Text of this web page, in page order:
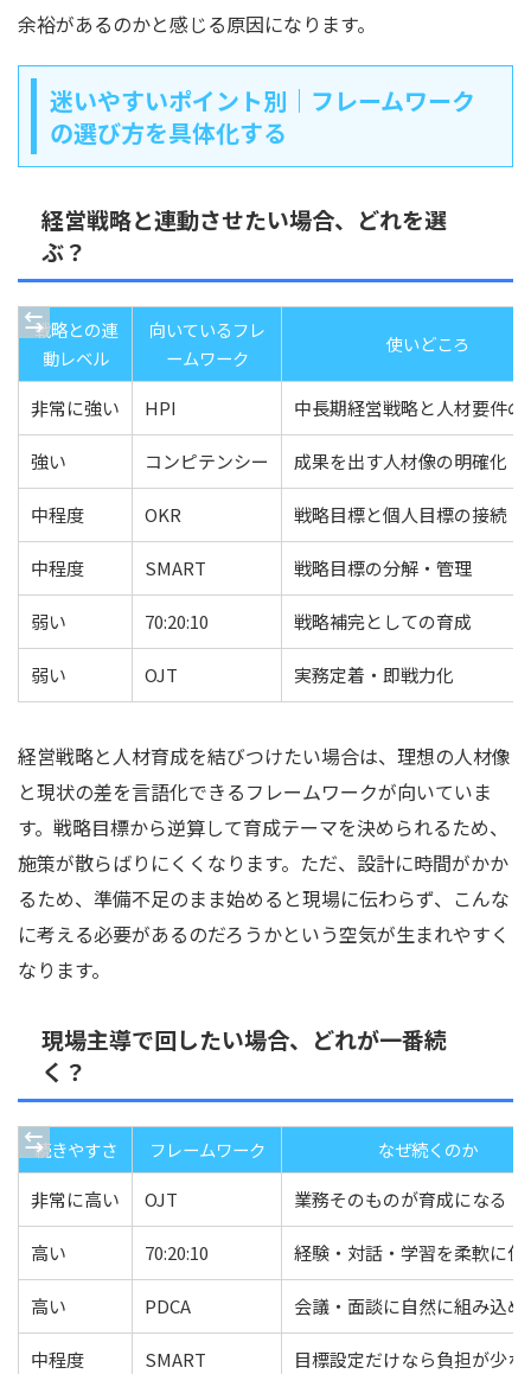
余裕があるのかと感じる原因になります。
迷いやすいポイント別｜フレームワーク
の選び方を具体化する
経営戦略と連動させたい場合、どれを選
ぶ？
戦略との連
動レベル
向いているフレ
ームワーク
使いどころ
非常に強い HPI 中長期経営戦略と人材要件の
強い コンピテンシー 成果を出す人材像の明確化
中程度 OKR 戦略目標と個人目標の接続
中程度 SMART 戦略目標の分解・管理
弱い 70:20:10 戦略補完としての育成
弱い OJT 実務定着・即戦力化
経営戦略と人材育成を結びつけたい場合は、理想の人材像
と現状の差を言語化できるフレームワークが向いていま
す。戦略目標から逆算して育成テーマを決められるため、
施策が散らばりにくくなります。ただ、設計に時間がかか
るため、準備不足のまま始めると現場に伝わらず、こんな
に考える必要があるのだろうかという空気が生まれやすく
なります。
現場主導で回したい場合、どれが一番続
く？
続きやすさ フレームワーク
なぜ続くのか
非常に高い
OJT 業務そのものが育成になる
高い 70:20:10 経験・対話・学習を柔軟に使
高い PDCA 会議・面談に自然に組み込め
中程度 SMART 目標設定だけなら負担が少な